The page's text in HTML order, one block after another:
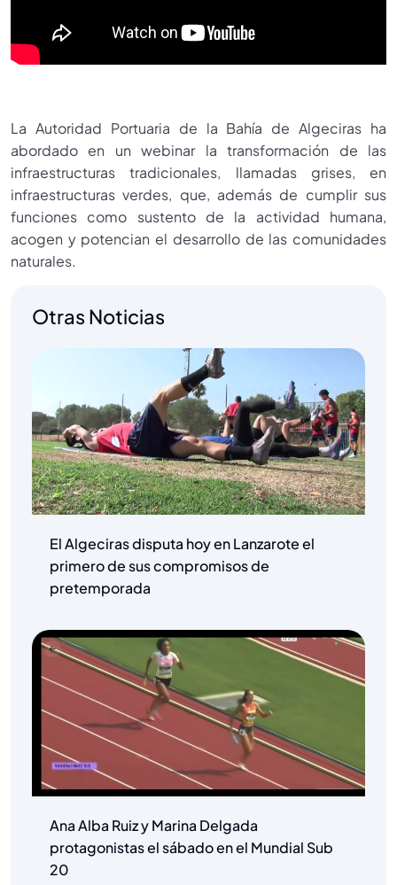
La Autoridad Portuaria de la Bahía de Algeciras ha
abordado en un webinar la transformación de las
infraestructuras tradicionales, llamadas grises, en
infraestructuras verdes, que, además de cumplir sus
funciones como sustento de la actividad humana,
acogen y potencian el desarrollo de las comunidades
naturales.
Otras Noticias
El Algeciras disputa hoy en Lanzarote el
primero de sus compromisos de
pretemporada
Ana Alba Ruiz y Marina Delgada
protagonistas el sábado en el Mundial Sub
20